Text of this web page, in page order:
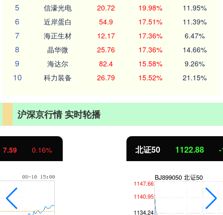
5 信濠光电 20.72 19.98% 11.95%
6 近岸蛋白 54.9 17.51% 11.39%
7 海正生材 12.17 17.36% 6.47%
8 晶华微 25.76 17.36% 14.66%
9 海达尔 82.4 15.58% 9.26%
10 科力装备 26.79 15.52% 21.15%
沪深京行情 实时轮播
北证50 -11.37 -1.00%